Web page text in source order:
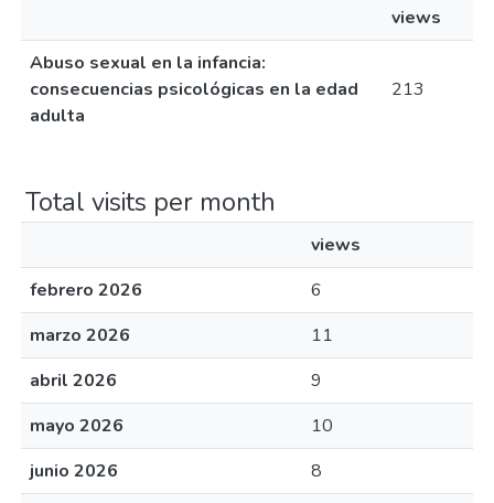
Policies
views
Abuso sexual en la infancia:
consecuencias psicológicas en la edad
adulta
213
Total visits per month
views
febrero 2026
6
marzo 2026
11
abril 2026
9
mayo 2026
10
junio 2026
8